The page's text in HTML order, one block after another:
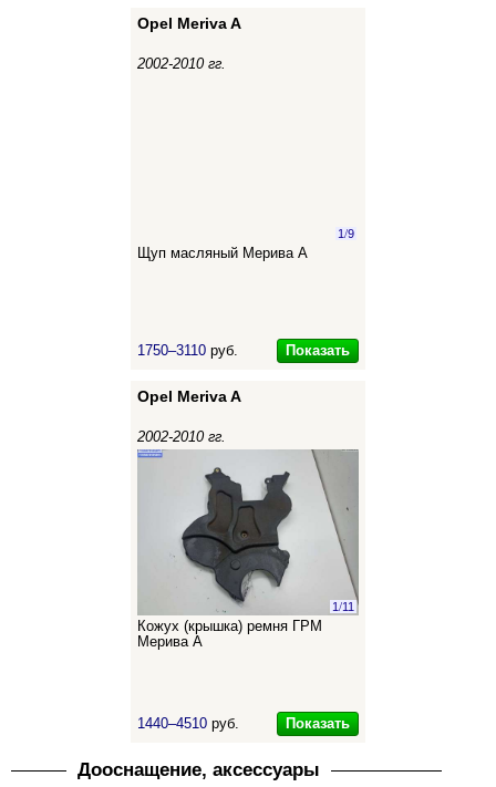
Opel Meriva A
2002-2010 гг.
1/9
Щуп масляный Мерива А
1750–3110 руб. Показать
Opel Meriva A
2002-2010 гг.
1/11
Кожух (крышка) ремня ГРМ
Мерива А
1440–4510 руб. Показать
Дооснащение, аксессуары